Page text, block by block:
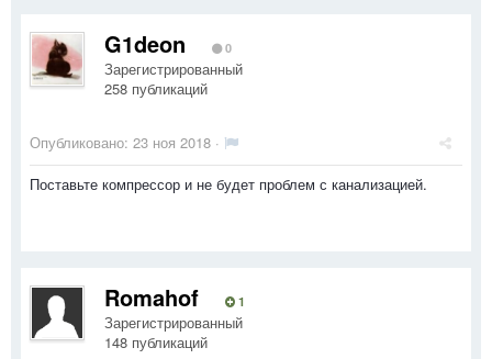
G1deon 0
Зарегистрированный
258 публикаций
Опубликовано: 23 ноя 2018 ·
Поставьте компрессор и не будет проблем с канализацией.
Romahof 1
Зарегистрированный
148 публикаций